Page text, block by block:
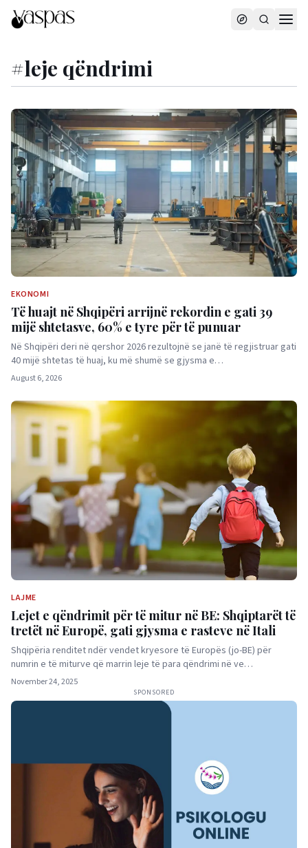
#leje qëndrimi
EKONOMI
Të huajt në Shqipëri arrijnë rekordin e gati 39
mijë shtetasve, 60% e tyre për të punuar
Në Shqipëri deri në qershor 2026 rezultojnë se janë të regjistruar gati
40 mijë shtetas të huaj, ku më shumë se gjysma e…
August 6, 2026
LAJME
Lejet e qëndrimit për të mitur në BE: Shqiptarët të
tretët në Europë, gati gjysma e rasteve në Itali
Shqipëria renditet ndër vendet kryesore të Europës (jo-BE) për
numrin e të miturve që marrin leje të para qëndrimi në ve…
November 24, 2025
SPONSORED